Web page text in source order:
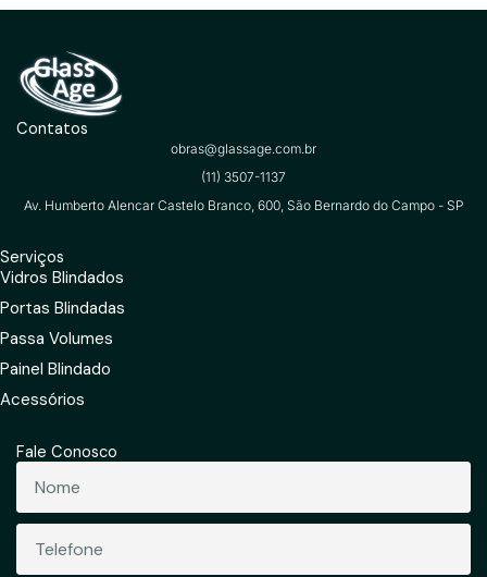
Contatos
obras@glassage.com.br
(11) 3507-1137
Av. Humberto Alencar Castelo Branco, 600, São Bernardo do Campo - SP
Serviços
Vidros Blindados
Portas Blindadas
Passa Volumes
Painel Blindado
Acessórios
Fale Conosco